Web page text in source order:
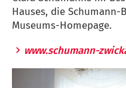
Hauses, die
Museums-Homepage.
www.schumann-